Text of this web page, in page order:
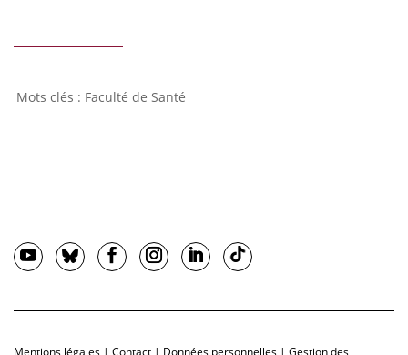
Faculté de Santé
Mentions légales | Contact | Données personnelles | Gestion des